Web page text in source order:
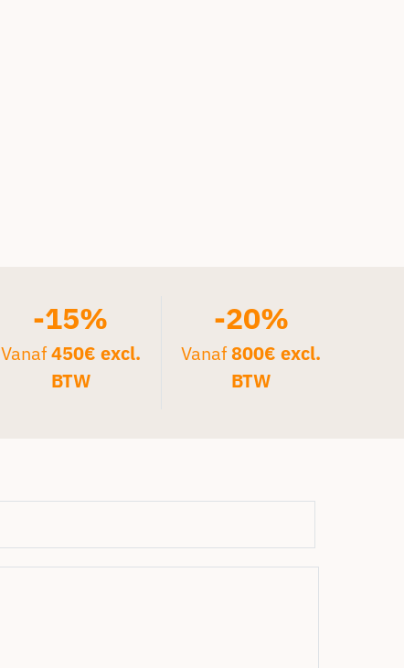
-15%
Vanaf450€ excl.
BTW
-20%
Vanaf800€ excl.
BTW